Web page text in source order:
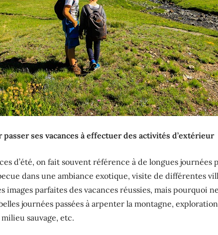
ses vacances à effectuer des activités d’extérieur
d’été, on fait souvent référence à de longues journées
dans une ambiance exotique, visite de différentes
images parfaites des vacances réussies, mais pourquoi
journées passées à arpenter la montagne,
sauvage, etc.